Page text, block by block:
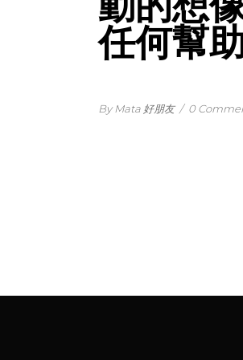
任何幫
By Mata 好朋友 / 0